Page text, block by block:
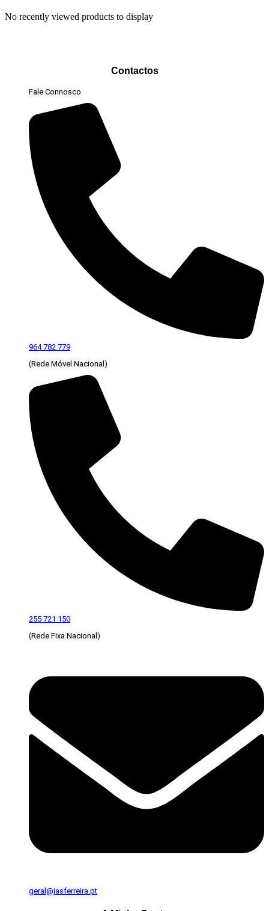
No recently viewed products to display
Contactos
Fale Connosco
964 782 779
(Rede Móvel Nacional)
255 721 150
(Rede Fixa Nacional)
geral@jasferreira.pt